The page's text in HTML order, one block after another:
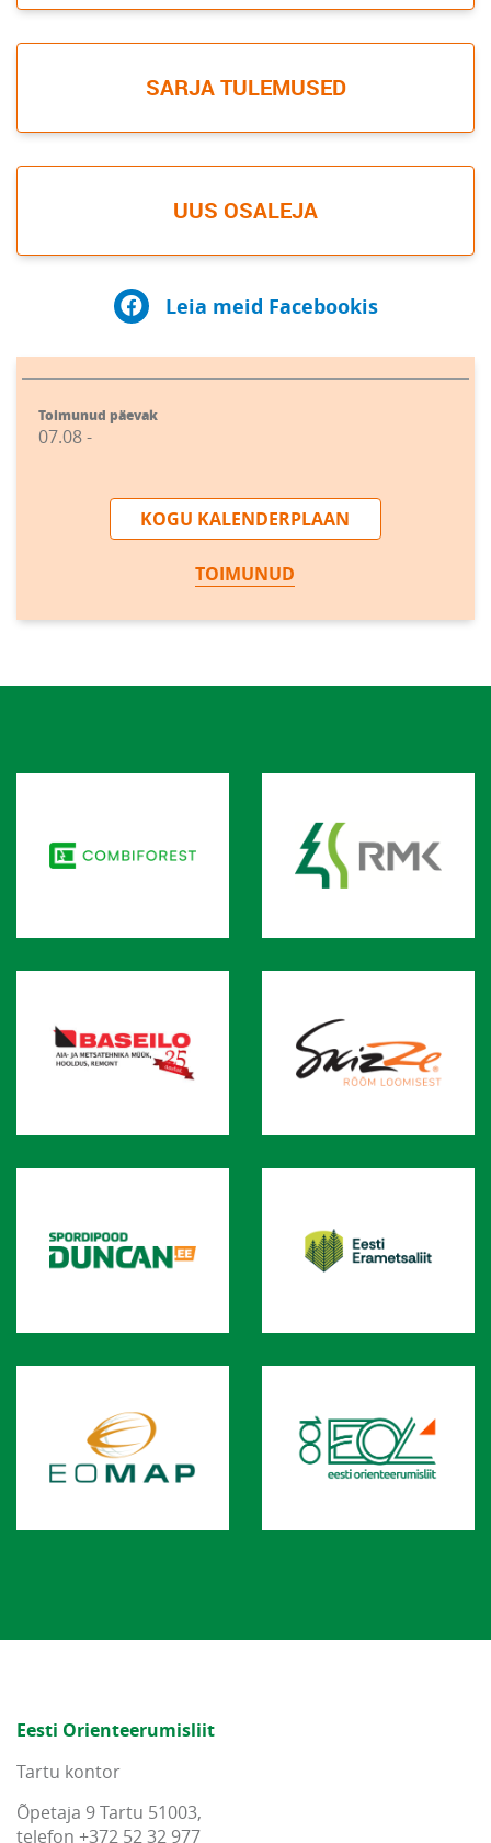
SARJA TULEMUSED
UUS OSALEJA
Leia meid Facebookis
Toimunud päevak
07.08 -
KOGU KALENDERPLAAN
TOIMUNUD
Eesti Orienteerumisliit
Tartu kontor
Õpetaja 9 Tartu 51003,
telefon +372 52 32 977